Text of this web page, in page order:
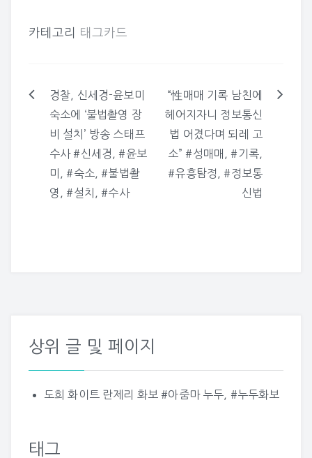
학과 교수 / 김태현, 변호
었습니다. 구하라 씨, 쌍방
카테고리 태그카드
글
경찰, 신세경-윤보미
숙소에 ‘불법촬영 장
비 설치’ 방송 스태프
수사 #신세경, #윤보
미, #숙소, #불법촬
영, #설치, #수사
“性매매 기록 남친에
헤어지자니 정보통신
법 어겼다며 되레 고
소” #성매매, #기록,
#유흥탐정, #정보통
신법
상위 글 및 페이지
도희 화이트 란제리 화보 #아줌마 누두, #누두화보
태그